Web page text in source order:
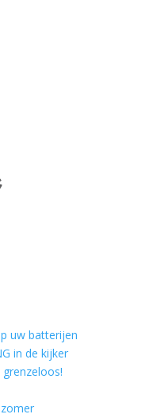
uw batterijen
in de kijker
grenzeloos!